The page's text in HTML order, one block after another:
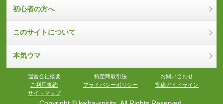
初心者の方へ
このサイトについて
本気ウマ
運営会社概要 特定商取引法
お問い合わせ
ご利用規約
プライバシーポリシー
投稿ガイドライン
サイトマップ